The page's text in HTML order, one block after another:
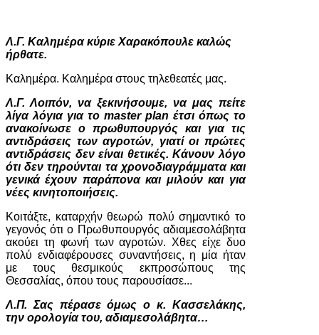
Λ.Γ. Καλημέρα κύριε Χαρακόπουλε καλώς
ήρθατε.
Καλημέρα. Καλημέρα στους τηλεθεατές μας.
Λ.Γ. Λοιπόν, να ξεκινήσουμε, να μας πείτε
λίγα λόγια για το master plan έτσι όπως το
ανακοίνωσε ο πρωθυπουργός και για τις
αντιδράσεις των αγροτών, γιατί οι πρώτες
αντιδράσεις δεν είναι θετικές. Κάνουν λόγο
ότι δεν τηρούνται τα χρονοδιαγράμματα και
γενικά έχουν παράπονα και μιλούν και για
νέες κινητοποιήσεις.
Κοιτάξτε, καταρχήν θεωρώ πολύ σημαντικό το
γεγονός ότι ο Πρωθυπουργός αδιαμεσολάβητα
ακούει τη φωνή των αγροτών. Χθες είχε δυο
πολύ ενδιαφέρουσες συναντήσεις, η μία ήταν
με τους θεσμικούς εκπροσώπους της
Θεσσαλίας, όπου τους παρουσίασε...
Λ.Π. Σας πέρασε όμως ο κ. Κασσελάκης,
την ορολογία του, αδιαμεσολάβητα…